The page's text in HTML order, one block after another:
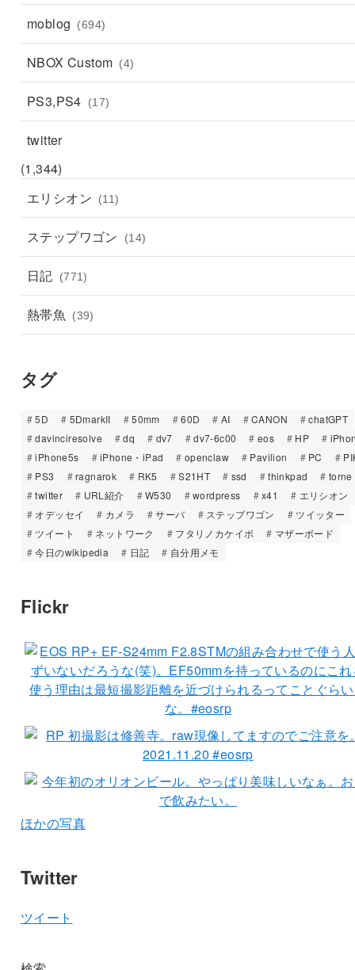
moblog (694)
NBOX Custom (4)
PS3,PS4 (17)
twitter
(1,344)
エリシオン
(11)
ステップワゴン (14)
日記 (771)
熱帯魚 (39)
タグ
5D 5DmarkII 50mm 60D AI CANON
chatGPT
davinciresolve
dq dv7 dv7-6c00 eos HP
iPhone5s
iPhone・iPad openclaw Pavilion PC
PS3
ragnarok RK5 S21HT ssd thinkpad
torne
twitter
URL紹介 W530 wordpress x41
エリシオン
オデッセイ
カメラ サーバ ステップワゴン
ツイッター
ツイート
ネットワーク フタリノカケイボ
マザーボード
今日のwikipedia
日記 自分用メモ
Flickr
ほかの写真
Twitter
ツイート